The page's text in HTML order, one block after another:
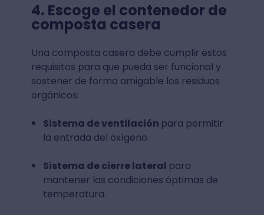
4. Escoge el contenedor de
composta casera
Una composta casera debe cumplir estos
requisitos para que pueda ser funcional y
sostener de forma amigable los residuos
orgánicos:
Sistema de ventilación para permitir
la entrada del oxígeno.
Sistema de cierre lateral para
mantener las condiciones óptimas de
temperatura.